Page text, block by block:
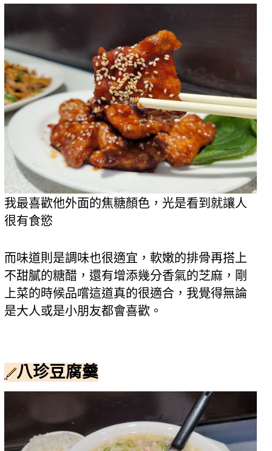
我最喜歡他外面的焦糖顏色，光是看到就讓人
很有食慾
而味道則是調味也很適宜，軟嫩的排骨再搭上
不甜膩的糖醋，還有增添幾分香氣的芝麻，剛
上菜的時候品嚐這道真的很適合，我覺得無論
是大人或是小朋友都會喜歡。
八珍豆腐羹